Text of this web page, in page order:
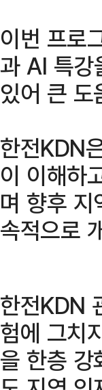
이번 프로
과 AI 특강
있어 큰
한전KDN
이 이해하
며 향후
속적으로
한전KDN
험에 그치
을 한층